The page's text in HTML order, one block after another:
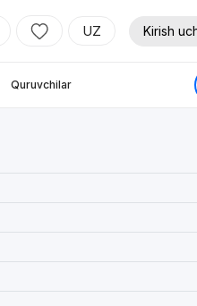
UZ Kirish
Quruvchilar